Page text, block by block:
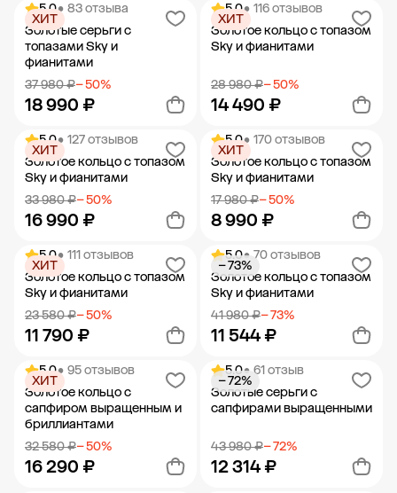
Добавить в корзину Добавить в корзину
5.0• 83 отзыва
Золотые серьги с
топазами Sky и
фианитами
37 980 ₽− 50%
18 990 ₽
ХИТ
Добавить в корзину
5.0• 116 отзывов
Золотое кольцо с топазом
Sky и фианитами
28 980 ₽− 50%
14 490 ₽
ХИТ
Добавить в корзину
5.0• 127 отзывов
Золотое кольцо с топазом
Sky и фианитами
33 980 ₽− 50%
16 990 ₽
ХИТ
Добавить в корзину
5.0• 170 отзывов
Золотое кольцо с топазом
Sky и фианитами
17 980 ₽− 50%
8 990 ₽
ХИТ
Добавить в корзину
5.0• 111 отзывов
Золотое кольцо с топазом
Sky и фианитами
23 580 ₽− 50%
11 790 ₽
ХИТ
Добавить в корзину
5.0• 70 отзывов
Золотое кольцо с топазом
Sky и фианитами
41 980 ₽− 73%
11 544 ₽
− 73%
Добавить в корзину
5.0• 95 отзывов
Золотое кольцо с
сапфиром выращенным и
бриллиантами
32 580 ₽− 50%
16 290 ₽
ХИТ
5.0• 61 отзыв
Золотые серьги с
сапфирами выращенными
43 980 ₽− 72%
12 314 ₽
− 72%